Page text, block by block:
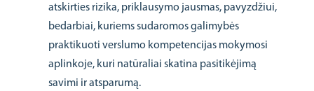
atskirties rizika, priklausymo jausmas, pavyzdžiui,
bedarbiai, kuriems sudaromos galimybės
praktikuoti verslumo kompetencijas mokymosi
aplinkoje, kuri natūraliai skatina pasitikėjimą
savimi ir atsparumą.